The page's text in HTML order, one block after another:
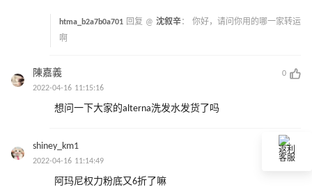
htma_b2a7b0a701 回复 @ 沈叙辛： 你好，请问你用的哪一家转运
啊
陳嘉義
0
2022-04-16 11:15:16
想问一下大家的alterna洗发水发货了吗
shiney_km1
0
2022-04-16 11:14:49
阿玛尼权力粉底又6折了嘛
返利
客服